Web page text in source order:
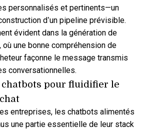
personnalisés et pertinents—un
d’un pipeline prévisible.
évident dans la génération de
, où une bonne compréhension de
façonne le message transmis
conversationnelles.
chatbots pour fluidifier le
entreprises, les chatbots alimentés
une partie essentielle de leur stack